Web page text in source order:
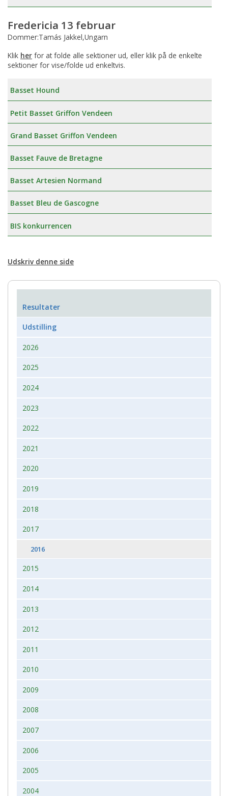
Fredericia 13 februar
Dommer:Tamás Jakkel,Ungarn
Klik her for at folde alle sektioner ud, eller klik på de enkelte
sektioner for vise/folde ud enkeltvis.
Basset Hound
Petit Basset Griffon Vendeen
Grand Basset Griffon Vendeen
Basset Fauve de Bretagne
Basset Artesien Normand
Basset Bleu de Gascogne
BIS konkurrencen
Udskriv denne side
Resultater
Udstilling
2026
2025
2024
2023
2022
2021
2020
2019
2018
2017
2016
2015
2014
2013
2012
2011
2010
2009
2008
2007
2006
2005
2004